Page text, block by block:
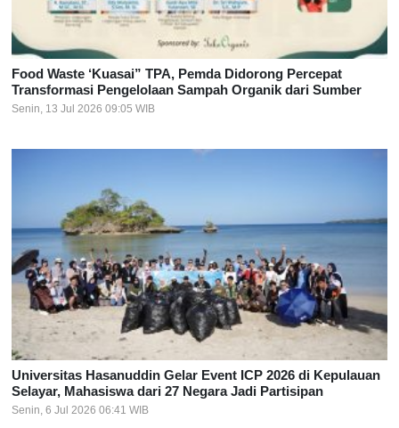
Food Waste ‘Kuasai” TPA, Pemda Didorong Percepat
Transformasi Pengelolaan Sampah Organik dari Sumber
Senin, 13 Jul 2026 09:05 WIB
Universitas Hasanuddin Gelar Event ICP 2026 di Kepulauan
Selayar, Mahasiswa dari 27 Negara Jadi Partisipan
Senin, 6 Jul 2026 06:41 WIB